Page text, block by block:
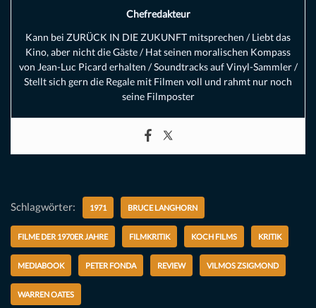
Chefredakteur
Kann bei ZURÜCK IN DIE ZUKUNFT mitsprechen / Liebt das
Kino, aber nicht die Gäste / Hat seinen moralischen Kompass
von Jean-Luc Picard erhalten / Soundtracks auf Vinyl-Sammler /
Stellt sich gern die Regale mit Filmen voll und rahmt nur noch
seine Filmposter
Schlagwörter: 1971 BRUCE LANGHORN
FILME DER 1970ER JAHRE FILMKRITIK KOCH FILMS KRITIK
MEDIABOOK PETER FONDA REVIEW VILMOS ZSIGMOND
WARREN OATES